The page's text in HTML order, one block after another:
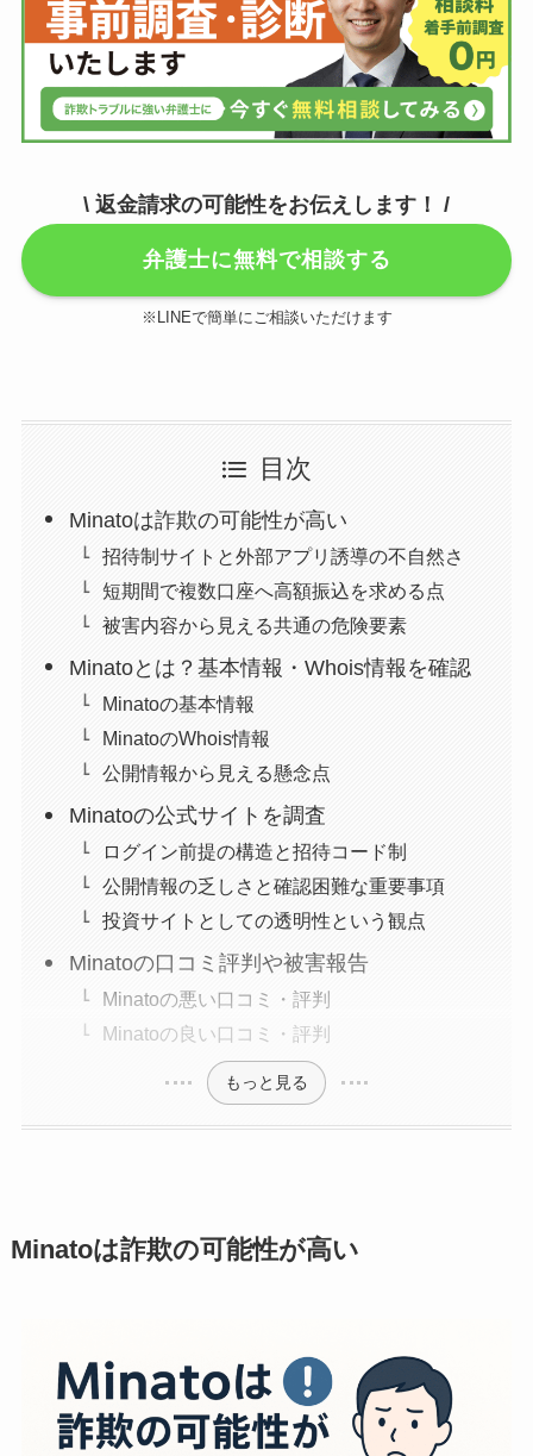
\ 返金請求の可能性をお伝えします！ /
弁護士に無料で相談する
※LINEで簡単にご相談いただけます
目次
Minatoは詐欺の可能性が高い
招待制サイトと外部アプリ誘導の不自然さ
短期間で複数口座へ高額振込を求める点
被害内容から見える共通の危険要素
Minatoとは？基本情報・Whois情報を確認
Minatoの基本情報
MinatoのWhois情報
公開情報から見える懸念点
Minatoの公式サイトを調査
ログイン前提の構造と招待コード制
公開情報の乏しさと確認困難な重要事項
投資サイトとしての透明性という観点
Minatoの口コミ評判や被害報告
Minatoの悪い口コミ・評判
Minatoの良い口コミ・評判
もっと見る
Minatoは詐欺の可能性が高い